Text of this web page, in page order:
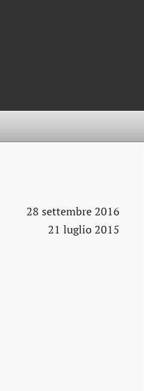
28 settembre 2016
21 luglio 2015